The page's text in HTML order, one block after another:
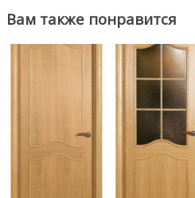
Вам также понравится